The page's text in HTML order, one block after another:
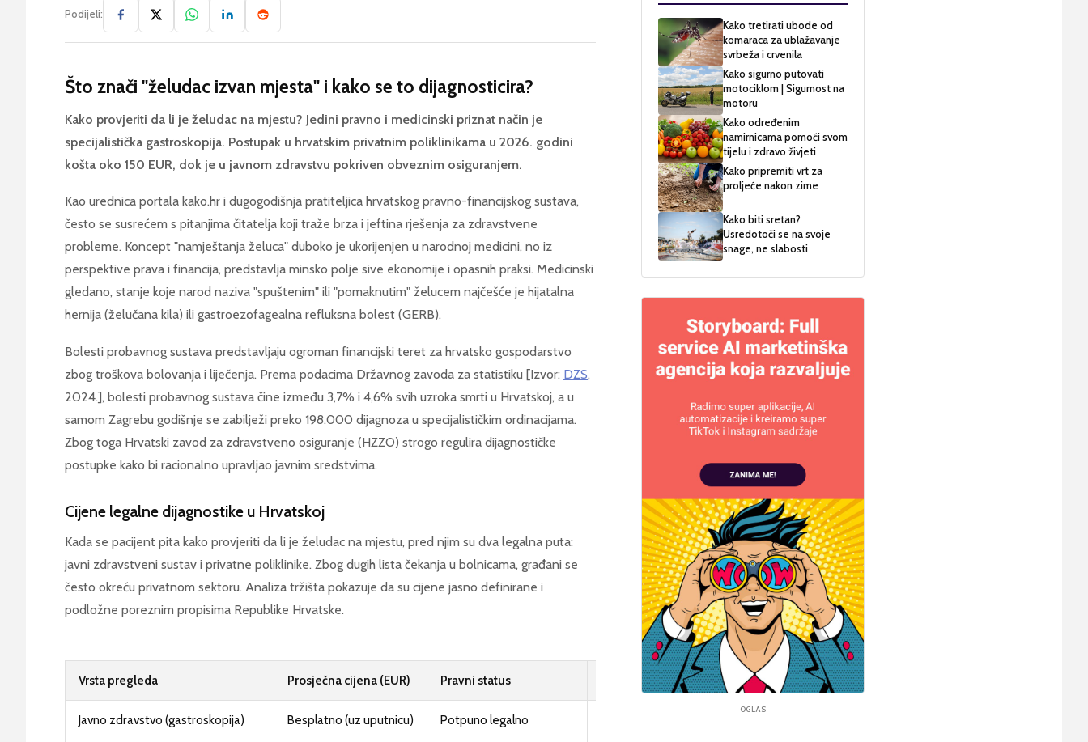
Podijeli:
Što znači "želudac izvan mjesta" i kako se to dijagnosticira?
Kako provjeriti da li je želudac na mjestu? Jedini pravno i medicinski priznat način je
specijalistička gastroskopija. Postupak u hrvatskim privatnim poliklinikama u 2026. godini
košta oko 150 EUR, dok je u javnom zdravstvu pokriven obveznim osiguranjem.
Kao urednica portala kako.hr i dugogodišnja pratiteljica hrvatskog pravno-financijskog sustava,
često se susrećem s pitanjima čitatelja koji traže brza i jeftina rješenja za zdravstvene
probleme. Koncept "namještanja želuca" duboko je ukorijenjen u narodnoj medicini, no iz
perspektive prava i financija, predstavlja minsko polje sive ekonomije i opasnih praksi. Medicinski
gledano, stanje koje narod naziva "spuštenim" ili "pomaknutim" želucem najčešće je hijatalna
hernija (želučana kila) ili gastroezofagealna refluksna bolest (GERB).
Bolesti probavnog sustava predstavljaju ogroman financijski teret za hrvatsko gospodarstvo
zbog troškova bolovanja i liječenja. Prema podacima Državnog zavoda za statistiku [Izvor: DZS,
2024.], bolesti probavnog sustava čine između 3,7% i 4,6% svih uzroka smrti u Hrvatskoj, a u
samom Zagrebu godišnje se zabilježi preko 198.000 dijagnoza u specijalističkim ordinacijama.
Zbog toga Hrvatski zavod za zdravstveno osiguranje (HZZO) strogo regulira dijagnostičke
postupke kako bi racionalno upravljao javnim sredstvima.
Cijene legalne dijagnostike u Hrvatskoj
Kada se pacijent pita kako provjeriti da li je želudac na mjestu, pred njim su dva legalna puta:
javni zdravstveni sustav i privatne poliklinike. Zbog dugih lista čekanja u bolnicama, građani se
često okreću privatnom sektoru. Analiza tržišta pokazuje da su cijene jasno definirane i
podložne poreznim propisima Republike Hrvatske.
Vrsta pregleda Prosječna cijena (EUR) Pravni status Financijsko pokriće (HZZO)
Javno zdravstvo (gastroskopija) Besplatno (uz uputnicu) Potpuno legalno
Kako tretirati ubode od
komaraca za ublažavanje
svrbeža i crvenila
Kako sigurno putovati
motociklom | Sigurnost na
motoru
Kako određenim
namirnicama pomoći svom
tijelu i zdravo živjeti
Kako pripremiti vrt za
proljeće nakon zime
Kako biti sretan?
Usredotoči se na svoje
snage, ne slabosti
OGLAS